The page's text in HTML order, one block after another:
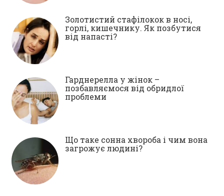
Золотистий стафілокок в носі,
горлі, кишечнику. Як позбутися
від напасті?
Гарднерелла у жінок –
позбавляємося від обридлої
проблеми
Що таке сонна хвороба і чим вона
загрожує людині?